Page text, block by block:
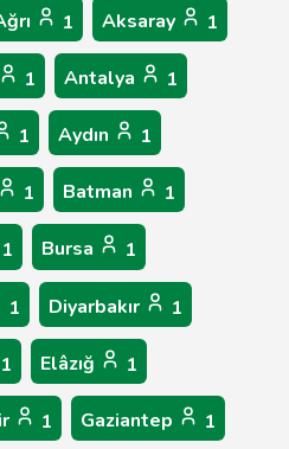
1 Aksaray 1
1 Antalya 1
1 Aydın 1
1 Batman 1
1 Bursa 1
1 Diyarbakır 1
1 Elâzığ 1
1 Gaziantep 1